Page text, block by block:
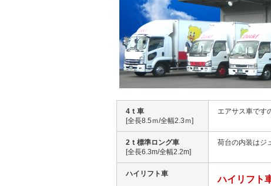
4ｔ車
[全長8.5ｍ/全幅2.3ｍ]
エアサス車です
2ｔ標準ロング車
[全長6.3m/全幅2.2m]
荷台の内装はジ
ハイリフト車
ハイリフト